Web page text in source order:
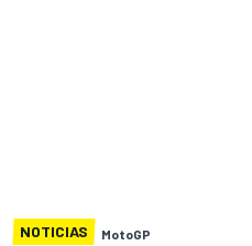
NOTICIAS MotoGP